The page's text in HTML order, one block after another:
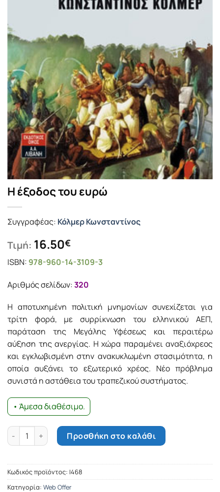
Η έξοδος του ευρώ
Συγγραφέας: Κόλμερ Κωνσταντίνος
Τιμή: 16.50€
ISBN: 978-960-14-3109-3
Αριθμός σελίδων:320
Η αποτυχημένη πολιτική μνημονίων συνεχίζεται για
τρίτη φορά, με συρρίκνωση του ελληνικού ΑΕΠ,
παράταση της Μεγάλης Υφέσεως και περαιτέρω
αύξηση της ανεργίας. Η χώρα παραμένει αναξιόχρεος
και εγκλωβισμένη στην ανακυκλωμένη στασιμότητα, η
οποία αυξάνει το εξωτερικό χρέος. Νέο πρόβλημα
συνιστά η αστάθεια του τραπεζικού συστήματος.
• Άμεσα διαθέσιμο.
Η έξοδος του ευρώ ποσότηταΠροσθήκη στο καλάθι
Κωδικός προϊόντος: Ι468
Κατηγορία: Web Offer